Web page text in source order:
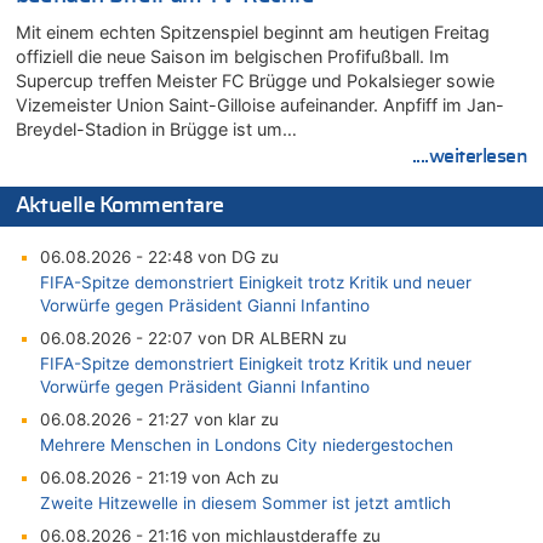
Mit einem echten Spitzenspiel beginnt am heutigen Freitag
offiziell die neue Saison im belgischen Profifußball. Im
Supercup treffen Meister FC Brügge und Pokalsieger sowie
Vizemeister Union Saint-Gilloise aufeinander. Anpfiff im Jan-
Breydel-Stadion in Brügge ist um…
....weiterlesen
Aktuelle Kommentare
06.08.2026 - 22:48 von DG zu
FIFA-Spitze demonstriert Einigkeit trotz Kritik und neuer
Vorwürfe gegen Präsident Gianni Infantino
06.08.2026 - 22:07 von DR ALBERN zu
FIFA-Spitze demonstriert Einigkeit trotz Kritik und neuer
Vorwürfe gegen Präsident Gianni Infantino
06.08.2026 - 21:27 von klar zu
Mehrere Menschen in Londons City niedergestochen
06.08.2026 - 21:19 von Ach zu
Zweite Hitzewelle in diesem Sommer ist jetzt amtlich
06.08.2026 - 21:16 von michlaustderaffe zu